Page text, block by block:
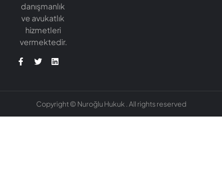
danışmanlık
ve avukatlık
hizmetleri
vermektedir.
Copyright © Nuroğlu Hukuk . All rights reserved